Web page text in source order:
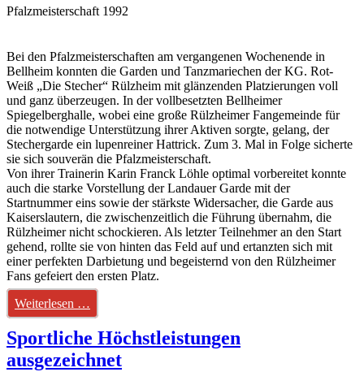
Pfalzmeisterschaft 1992
Bei den Pfalzmeisterschaften am vergangenen Wochenende in
Bellheim konnten die Garden und Tanzmariechen der KG. Rot-
Weiß „Die Stecher“ Rülzheim mit glänzenden Platzierungen voll
und ganz überzeugen. In der vollbesetzten Bellheimer
Spiegelberghalle, wobei eine große Rülzheimer Fangemeinde für
die notwendige Unterstützung ihrer Aktiven sorgte, gelang, der
Stechergarde ein lupenreiner Hattrick. Zum 3. Mal in Folge sicherte
sie sich souverän die Pfalzmeisterschaft.
Von ihrer Trainerin Karin Franck Löhle optimal vorbereitet konnte
auch die starke Vorstellung der Landauer Garde mit der
Startnummer eins sowie der stärkste Widersacher, die Garde aus
Kaiserslautern, die zwischenzeitlich die Führung übernahm, die
Rülzheimer nicht schockieren. Als letzter Teilnehmer an den Start
gehend, rollte sie von hinten das Feld auf und ertanzten sich mit
einer perfekten Darbietung und begeisternd von den Rülzheimer
Fans gefeiert den ersten Platz.
Weiterlesen …
Sportliche Höchstleistungen
ausgezeichnet